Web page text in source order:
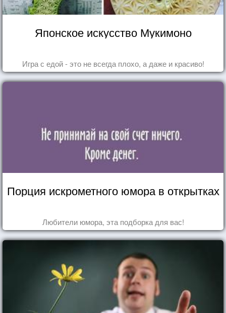
Японское искусство Мукимоно
Игра с едой - это не всегда плохо, а даже и красиво!
Порция искрометного юмора в открытках
Любители юмора, эта подборка для вас!